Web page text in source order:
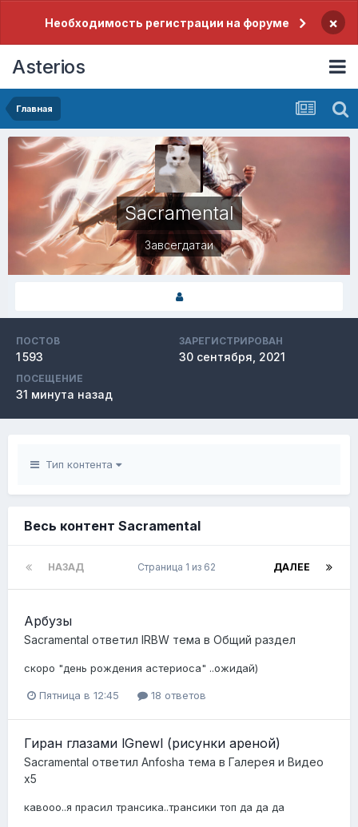
Необходимость регистрации на форуме ×
Asterios
Главная
Sacramental
Завсегдатаи
ПОСТОВ
1 593
ЗАРЕГИСТРИРОВАН
30 сентября, 2021
ПОСЕЩЕНИЕ
31 минута назад
Тип контента
Весь контент Sacramental
НАЗАД ДАЛЕЕ
Страница 1 из 62
Арбузы
Sacramental ответил lRBW тема в Общий раздел
скоро "день рождения астериоса" ..ожидай)
Пятница в 12:45 18 ответов
Гиран глазами lGnewl (рисунки ареной)
Sacramental ответил Anfosha тема в Галерея и Видео
x5
кавооо..я прасил трансика..трансики топ да да да